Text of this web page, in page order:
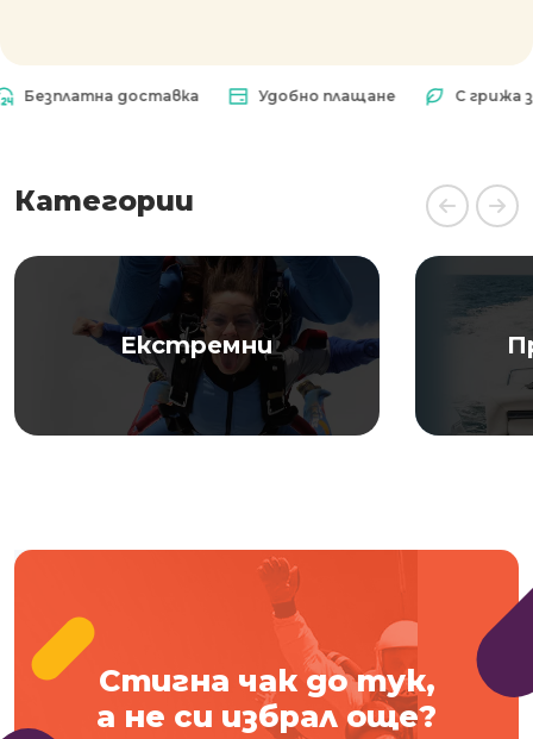
доставка Удобно плащане С грижа за
Категории
Екстремни
Стигна чак до тук,
а не си избрал още?